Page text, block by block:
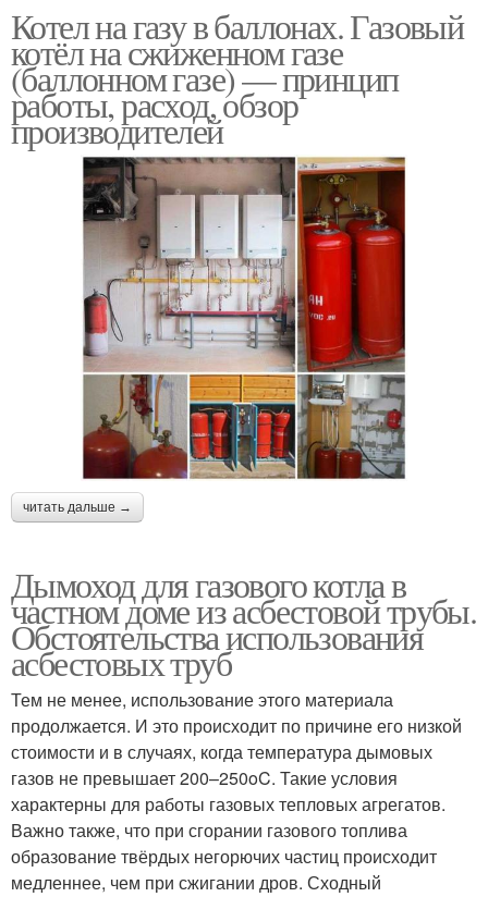
Котел на газу в баллонах. Газовый
котёл на сжиженном газе
(баллонном газе) — принцип
работы, расход, обзор
производителей
читать дальше →
Дымоход для газового котла в
частном доме из асбестовой трубы.
Обстоятельства использования
асбестовых труб
Тем не менее, использование этого материала
продолжается. И это происходит по причине его низкой
стоимости и в случаях, когда температура дымовых
газов не превышает 200–250oC. Такие условия
характерны для работы газовых тепловых агрегатов.
Важно также, что при сгорании газового топлива
образование твёрдых негорючих частиц происходит
медленнее, чем при сжигании дров. Сходный